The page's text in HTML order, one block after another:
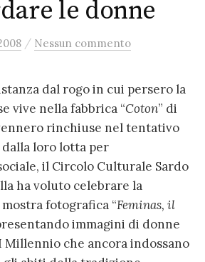
le donne
/ Nessun commento
dal rogo in cui persero la
vive nella fabbrica “Coton” di
rinchiuse nel tentativo
loro lotta per
il Circolo Culturale Sardo
ha voluto celebrare la
fotografica “Feminas, il
immagini di donne
che ancora indossano